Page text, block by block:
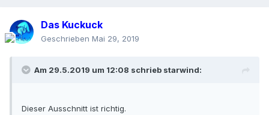
Das Kuckuck
Geschrieben Mai 29, 2019
Am 29.5.2019 um 12:08 schrieb starwind:
Dieser Ausschnitt ist richtig.